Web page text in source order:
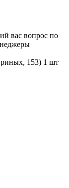
вас вопрос по
153) 1 шт